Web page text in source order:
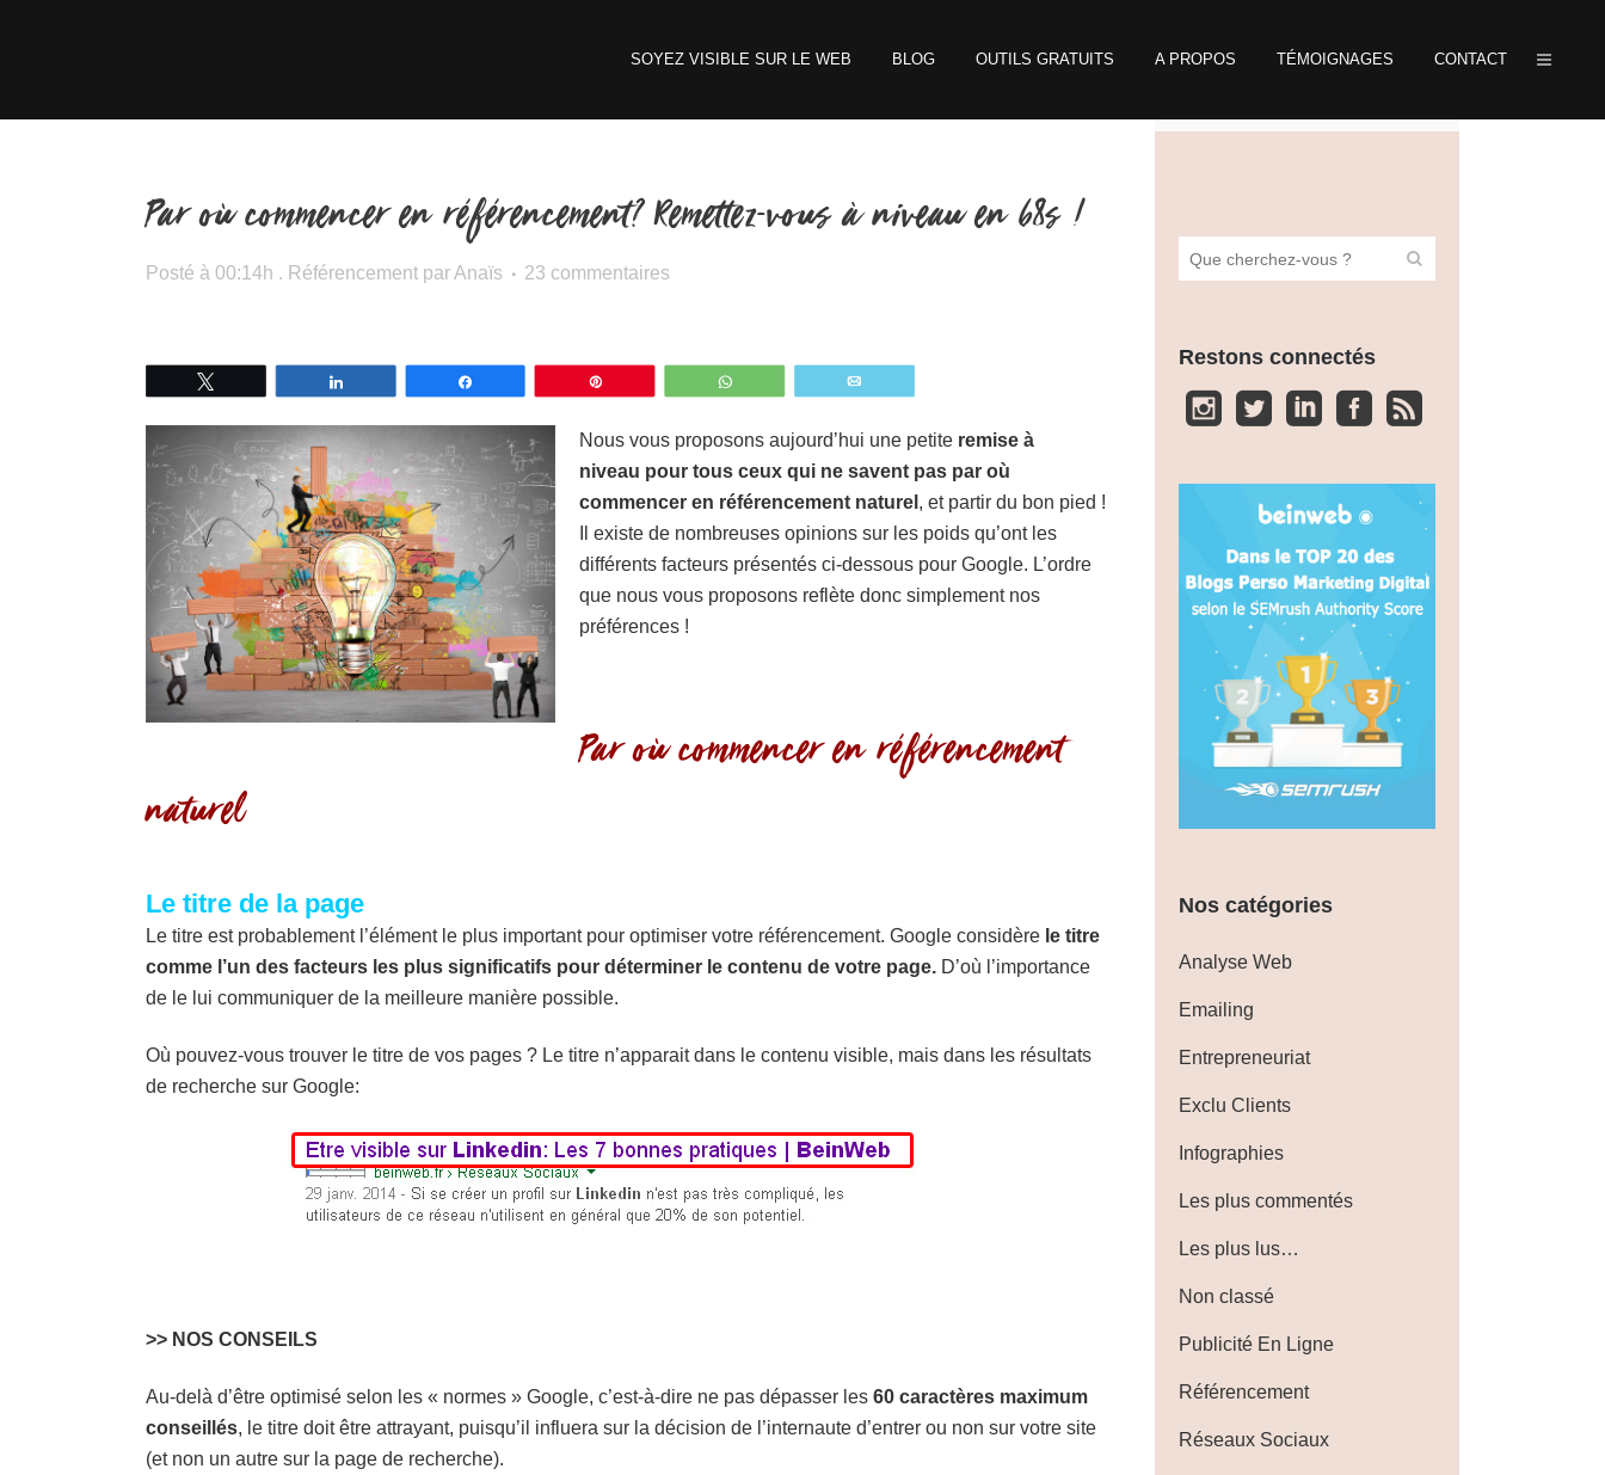
SOYEZ VISIBLE SUR LE WEB BLOG OUTILS GRATUITS A PROPOS TÉMOIGNAGES CONTACT
Par où commencer en référencement? Remettez-vous à niveau en 68s !
Posté à 00:14h . Référencement parAnaïs 23 commentaires
Nous vous proposons aujourd’hui une petite remise à
niveau pour tous ceux qui ne savent pas par où
commencer en référencement naturel , et partir du bon pied !
Il existe de nombreuses opinions sur les poids qu’ont les
différents facteurs présentés ci-dessous pour Google. L’ordre
que nous vous proposons reflète donc simplement nos
préférences !
Par où commencer en référencement
naturel
Le titre de la page
Le titre est probablement l’élément le plus important pour optimiser votre référencement. Google considère le titre
comme l’un des facteurs les plus significatifs pour déterminer le contenu de votre page. D’où l’importance
de le lui communiquer de la meilleure manière possible.
Où pouvez-vous trouver le titre de vos pages ? Le titre n’apparait dans le contenu visible, mais dans les résultats
de recherche sur Google:
>> NOS CONSEILS
Au-delà d’être optimisé selon les « normes » Google, c’est-à-dire ne pas dépasser les 60 caractères maximum
conseillés, le titre doit être attrayant, puisqu’il influera sur la décision de l’internaute d’entrer ou non sur votre site
(et non un autre sur la page de recherche).
Restons connectés
Nos catégories
Analyse Web
Emailing
Entrepreneuriat
Exclu Clients
Infographies
Les plus commentés
Les plus lus…
Non classé
Publicité En Ligne
Référencement
Réseaux Sociaux